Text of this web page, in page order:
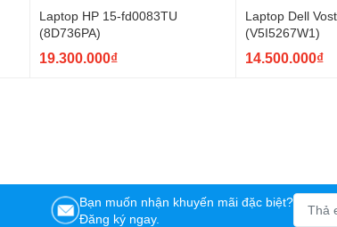
Laptop HP 15-fd0083TU
(8D736PA)
19.300.000₫
Laptop Dell
(V5I5267W1)
14.500.000₫
Bạn muốn nhận khuyến mãi đặc biệt?
Đăng ký ngay.